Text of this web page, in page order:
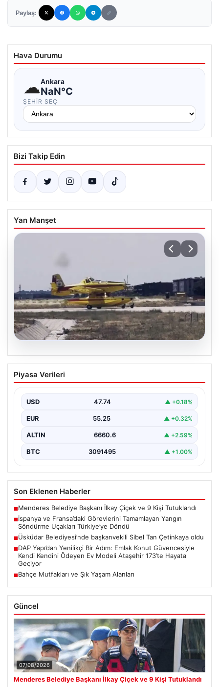
Paylaş:
Hava Durumu
☁Ankara
NaN°C
ŞEHIR SEÇ
Bizi Takip Edin
Yan Manşet
06.08.2026
İspanya ve Fransa’daki Görevlerini
Tamamlayan Yangın Söndürme Uçakları
Orman Genel Müdürlüğü tarafından yapılan açıklamada,
büyük…
Piyasa Verileri
USD 47.74 ▲ +0.18%
EUR 55.25 ▲ +0.32%
ALTIN 6660.6 ▲ +2.59%
BTC 3091495 ▲ +1.00%
Son Eklenen Haberler
■Menderes Belediye Başkanı İlkay Çiçek ve 9 Kişi Tutuklandı
■İspanya ve Fransa’daki Görevlerini Tamamlayan Yangın
Söndürme Uçakları Türkiye’ye Döndü
■Üsküdar Belediyesi’nde başkanvekili Sibel Tan Çetinkaya oldu
■DAP Yapı’dan Yenilikçi Bir Adım: Emlak Konut Güvencesiyle
Kendi Kendini Ödeyen Ev Modeli Ataşehir 173’te Hayata
Geçiyor
■Bahçe Mutfakları ve Şık Yaşam Alanları
Güncel
07/08/2026
Menderes Belediye Başkanı İlkay Çiçek ve 9 Kişi Tutuklandı